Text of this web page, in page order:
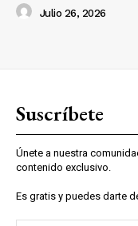
Julio 26, 2026
Suscríbete
Únete a nuestra
contenido exclusivo.
Es gratis y puedes darte